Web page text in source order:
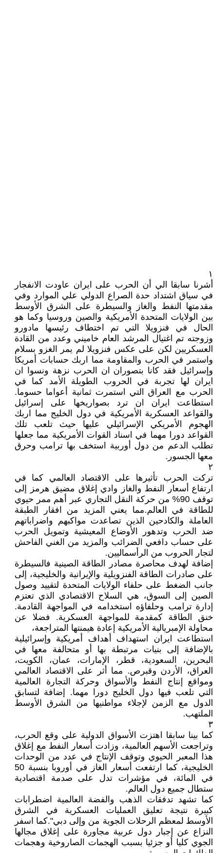
١
أشرنا سابقا الي أن الحرب على ايران عاودت الانفجار
في سياق اشتداد حدة الصراع الدولي علي الموارد وفي
مقدمتها النفط والغاز والسيطرة على الشرق الأوسط
بين الولايات المتحدة الأمريكية والصين وروسيا وكما هو
الحال في فنزويلا التي تم اختطاف رئيسها مادورو
وزوجته تم اغتيال المرشد العام خاميني وعدد من القادة
العسكريين لكن على عكس فنزويلا لم يمر الغزو بسلام
واستمر في الحرب والمقاومة مما اربك حسابات أمريكا
وإسرائيل فقد كانا بتصوران ان الحرب نزهة ونسوا ان
ايران لها تجربة في الحروب الطويلة الأمد كما في
الحرب مع العراق التي استمرت ثمانية أعواما حسوما.
استطاعت ايران ان ترد بصواريخها على إسرائيل
والقواعد العسكرية الأمريكية في دول الخليج مما اربك
الهجوم الأمريكي الإسرائيلي عليها حيث تلعب تلك
القواعد دورا مهما في اسناد القوات الأمريكية مما جعلها
تطلب الدعم من دول أوربية استخف بها ترامب وحرق
معها الجسور.
٢
تركت الحرب تأثيرها على الاقتصاد العالمي كما في
ارتفاع أسعار النفط والغاز وادي إغلاق مضيق هرمز إلى
توقف 90% من حركة النقل التجاري عبر أهم ممر حيوي
للطاقة في العالم.مما يعني المزيد من افقار الطبقة
العاملة والكادحين الذين تصاعدت مواكبهم واضراباتهم
ضد الحرب وتدهور الأوضاع المعيشية وتمويل الحرب
على حساب دافعي الضرائب والمزيد من الغني الفاحش
لتجار الحروب من الرأسماليين.
إضافة لهدف محاصرة مصادر الطاقة الصينية فالسيطرة
على صادرات الطاقة الفنزويلية والإيرانية والخليجية، إلى
جانب الضغط على حلفاء الولايات المتحدة لتقييد وصول
الصين إلى السوق، هي السلاح الاقتصادي الذي تعتزم
إدارة ترامب وحلفاؤه استخدامه في المواجهة القادمة.
خنق الطاقة كمقدمة للمواجهة العسكرية. فضلا عن
محاولة الإمبريالية الأمريكية إعادة هيمنتها المتراجعة،
استطاعت ايران استهداف أهداف أمريكية وإسرائيلية
بالإضافة إلى بنيات مرتبطة بها أو متحالفة معها في
البحرين، السعودية، قطر، الإمارات، عمان، الكويت،
العراق، الأردن وقبرص. مما أثر على الاقتصاد العالمي
ومواقع إنتاج النفط والأسواق وحركة التجارة العالمية
التي تلعب فيها دول الخليج دورا مهما. إضافة لتسابق
الدول مع الزمن لإجلاء مواطنيها من الشرق الأوسط
الملتهب.
٣
كما بينا سابقا اهتزت الأسواق الدولية على وقع الحرب،
وتراجعت الأسهم العالمية، وزادت أسعار النفط مع إغلاق
هذا المعبر الحيوي وتوقف الإنتاج في عدد من الوحدات
الخليجية، كما ارتفعت أسعار الغاز في أوروبا بنسبة 50
في المائة، في مؤشرات تدل على صدمة اقتصادية
ستطال جميع دول العالم.
كما تشهد تدفقات الذهب والفضة العالمية اضطرابات
كبيرة نتيجة تعليق العمليات العسكرية في الشرق
الأوسط لمعظم الرحلات الجوية من وإلى دبي".كما اسفر
النزاع عن إجبار دول عربية مجاورة على إغلاق مجالها
الجوي كليا أو جزئيا بسبب الهجمات الصاروخية وهجمات